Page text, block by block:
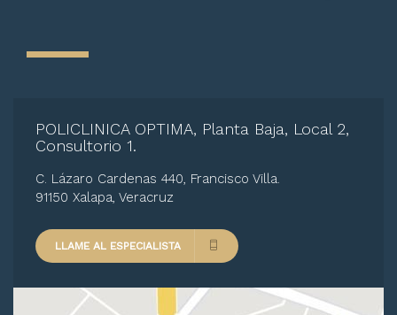
POLICLINICA OPTIMA, Planta Baja, Local 2,
Consultorio 1.
C. Lázaro Cardenas 440, Francisco Villa.
91150 Xalapa, Veracruz
LLAME AL ESPECIALISTA